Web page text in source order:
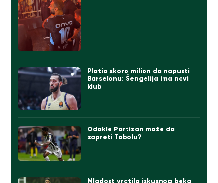
Platio skoro milion da napusti
Barselonu: Šengelija ima novi
klub
Odakle Partizan može da
zapreti Tobolu?
Mladost vratila iskusnog beka